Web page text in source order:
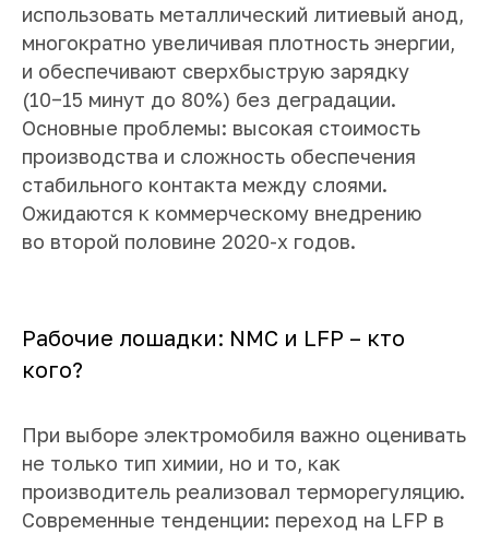
использовать металлический литиевый анод,
многократно увеличивая плотность энергии,
и обеспечивают сверхбыструю зарядку
(10−15 минут до 80%) без деградации.
Основные проблемы: высокая стоимость
производства и сложность обеспечения
стабильного контакта между слоями.
Ожидаются к коммерческому внедрению
во второй половине 2020-х годов.
Рабочие лошадки: NMC и LFP – кто
кого?
При выборе электромобиля важно оценивать
не только тип химии, но и то, как
производитель реализовал терморегуляцию.
Современные тенденции: переход на LFP в